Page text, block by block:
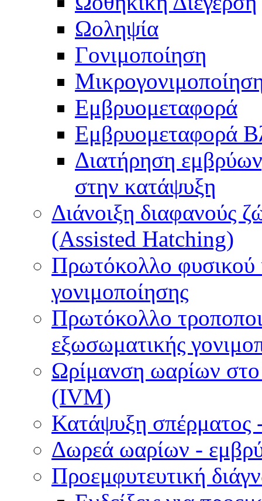
Ωοληψία
Γονιμοποίηση
Εμβρυομεταφορά
Εμβρυομεταφορά
Διατήρηση
στην κατάψυξη
Διάνοιξη διαφανούς
(Assisted Hatching)
Πρωτόκολλο φυσικού
γονιμοποίησης
Πρωτόκολλο
εξωσωματικής
Ωρίμανση ωαρίων
(IVM)
Κατάψυξη σπέρματος
Δωρεά ωαρίων -
Προεμφυτευτική